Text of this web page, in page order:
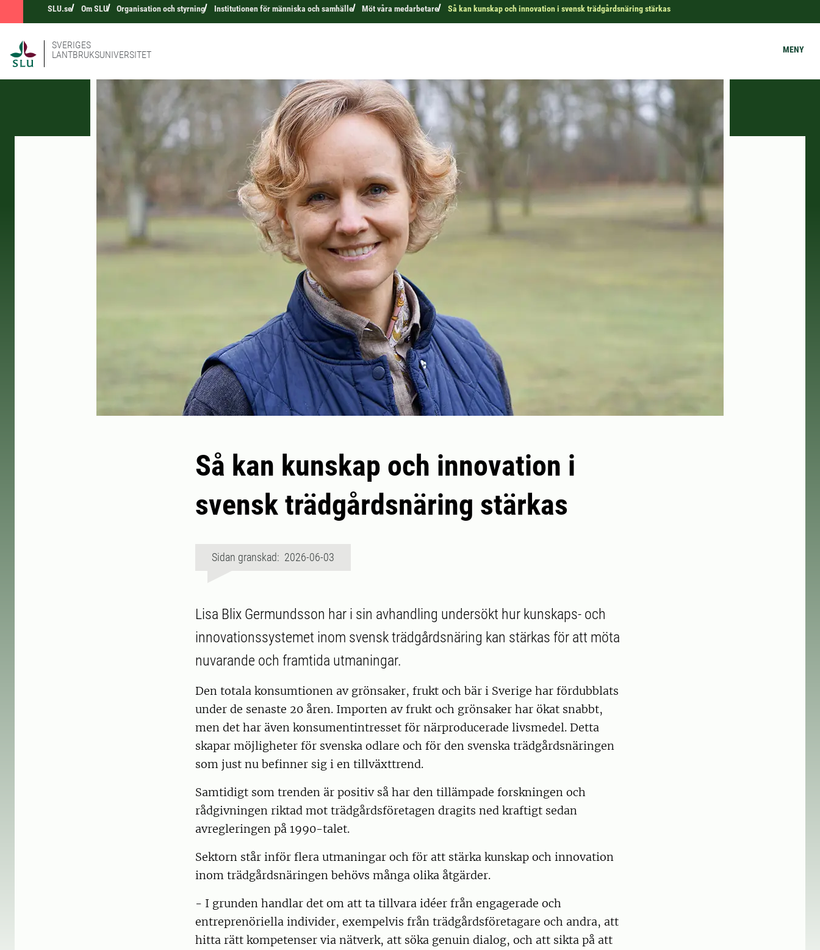
SLU.se Om SLU Organisation och styrning Institutionen för människa och samhälle Möt våra medarbetare Så kan kunskap och innovation i svensk trädgårdsnäring stärkas
SVERIGES
LANTBRUKSUNIVERSITET
MENY
Så kan kunskap och innovation i
svensk trädgårdsnäring stärkas
Sidan granskad: 2026-06-03
Lisa Blix Germundsson har i sin avhandling undersökt hur kunskaps- och
innovationssystemet inom svensk trädgårdsnäring kan stärkas för att möta
nuvarande och framtida utmaningar.
Den totala konsumtionen av grönsaker, frukt och bär i Sverige har fördubblats
under de senaste 20 åren. Importen av frukt och grönsaker har ökat snabbt,
men det har även konsumentintresset för närproducerade livsmedel. Detta
skapar möjligheter för svenska odlare och för den svenska trädgårdsnäringen
som just nu befinner sig i en tillväxttrend.
Samtidigt som trenden är positiv så har den tillämpade forskningen och
rådgivningen riktad mot trädgårdsföretagen dragits ned kraftigt sedan
avregleringen på 1990-talet.
Sektorn står inför flera utmaningar och för att stärka kunskap och innovation
inom trädgårdsnäringen behövs många olika åtgärder.
- I grunden handlar det om att ta tillvara idéer från engagerade och
entreprenöriella individer, exempelvis från trädgårdsföretagare och andra, att
hitta rätt kompetenser via nätverk, att söka genuin dialog, och att sikta på att